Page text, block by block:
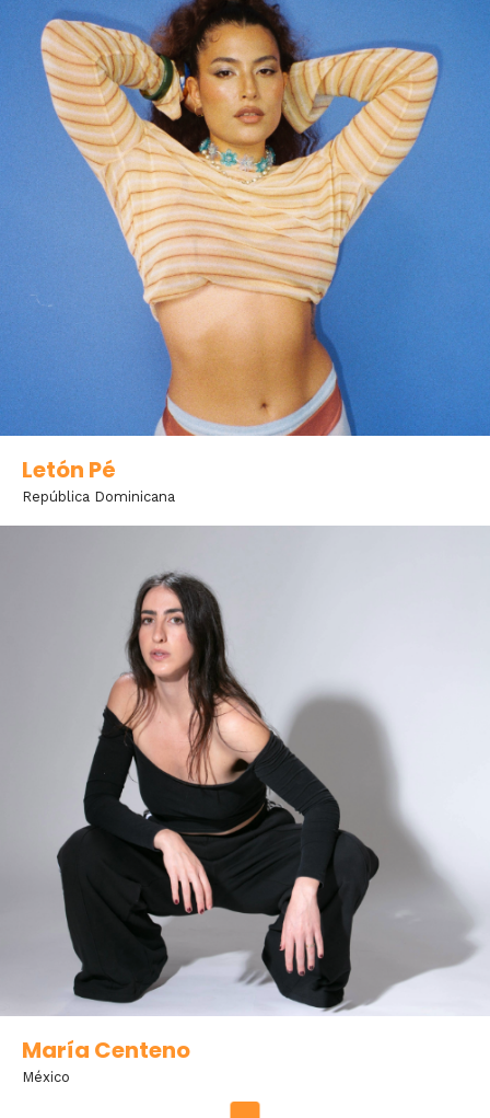
Letón Pé
República Dominicana
María Centeno
México